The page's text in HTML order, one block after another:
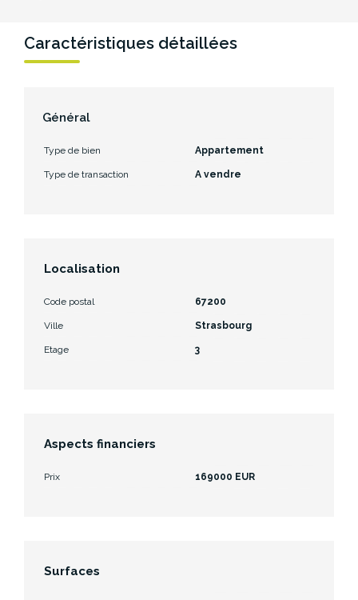
Caractéristiques détaillées
Général
Type de bien Appartement
Type de transaction A vendre
Localisation
Code postal 67200
Ville Strasbourg
Etage 3
Aspects financiers
Prix 169000 EUR
Surfaces